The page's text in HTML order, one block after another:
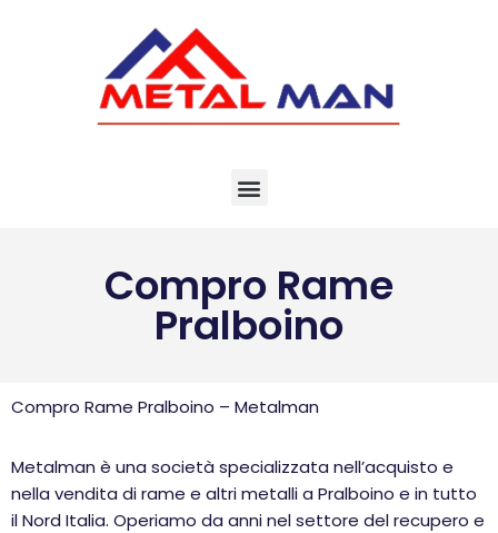
Compro Rame
Pralboino
Compro Rame Pralboino – Metalman
Metalman è una società specializzata nell’acquisto e
nella vendita di rame e altri metalli a Pralboino e in tutto
il Nord Italia. Operiamo da anni nel settore del recupero e